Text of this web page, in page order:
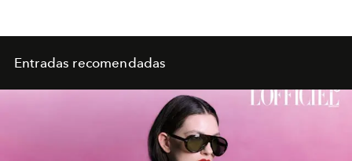
Entradas recomendadas